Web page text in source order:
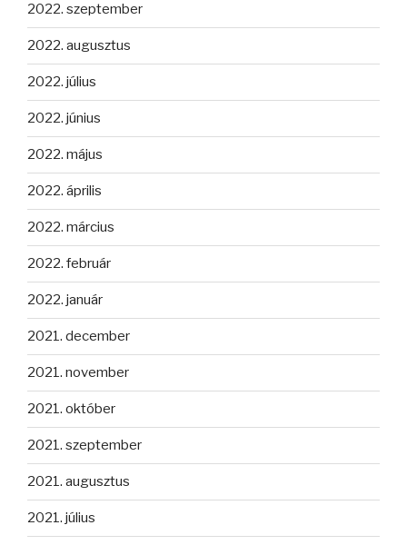
2022. szeptember
2022. augusztus
2022. július
2022. június
2022. május
2022. április
2022. március
2022. február
2022. január
2021. december
2021. november
2021. október
2021. szeptember
2021. augusztus
2021. július